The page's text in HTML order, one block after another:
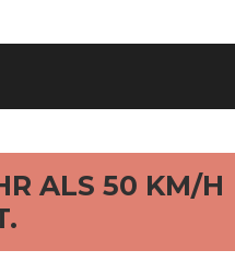
ALS 50 KM/H